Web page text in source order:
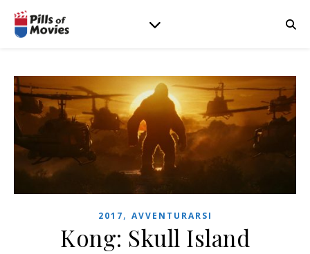
2017, AVVENTURARSI
Kong: Skull Island